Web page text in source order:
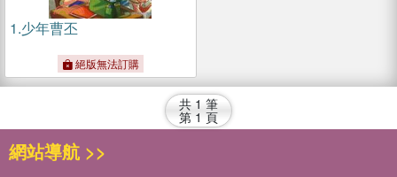
1.少年曹丕
絕版無法訂購
共 1 筆
第 1 頁
網站導航 >>